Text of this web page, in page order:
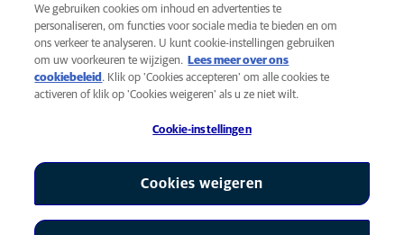
Cookies
Privacyverklaring
AniCura is een partner van Mars, Inc © 2026
We gebruiken cookies om inhoud en advertenties te
personaliseren, om functies voor sociale media te bieden en om
ons verkeer te analyseren. U kunt cookie-instellingen gebruiken
om uw voorkeuren te wijzigen.
Lees meer over ons
cookiebeleid (opens in a new tab)
. Klik op 'Cookies accepteren' om alle cookies te
activeren of klik op 'Cookies weigeren' als u ze niet wilt.
Cookie-instellingen
Cookies weigeren